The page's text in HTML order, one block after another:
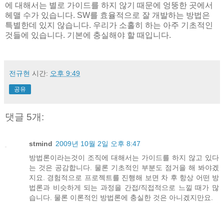
에 대해서는 별로 가이드를 하지 않기 때문에 엉뚱한 곳에서
헤맬 수가 있습니다. SW를 효율적으로 잘 개발하는 방법은
특별한데 있지 않습니다. 우리가 소홀히 하는 아주 기초적인
것들에 있습니다. 기본에 충실해야 할 때입니다.
전규현 시간: 오후 9:49
공유
댓글 5개:
stmind 2009년 10월 2일 오후 8:47
방법론이라는것이 조직에 대해서는 가이드를 하지 않고 있다
는 것은 공감합니다. 물론 기초적인 부분도 점거을 해 봐야겠
지요. 경험적으로 프로젝트를 진행해 보면 차 후 항상 어떤 방
법론과 비슷하게 되는 과정을 간접/직접적으로 느낄 때가 많
습니다. 물론 이론적인 방법론에 충실한 것은 아니겠지만요.